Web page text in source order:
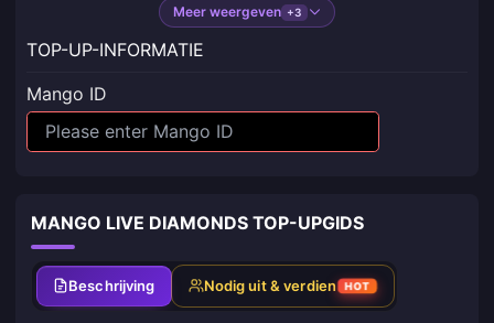
Meer weergeven +3
TOP-UP-INFORMATIE
Mango ID
MANGO LIVE DIAMONDS TOP-UPGIDS
Beschrijving Nodig uit & verdien HOT